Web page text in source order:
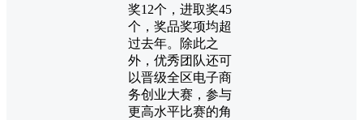
奖12个，进取奖45
个，奖品奖项均超
过去年。除此之
外，优秀团队还可
以晋级全区电子商
务创业大赛，参与
更高水平比赛的角